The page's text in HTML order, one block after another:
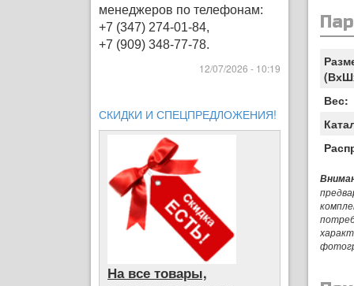
менеджеров по телефонам:
+7 (347) 274-01-84,
+7 (909) 348-77-78.
12/07/2026 - 10:19
СКИДКИ И СПЕЦПРЕДЛОЖЕНИЯ!
На все товары,
Вес: